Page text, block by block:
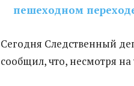
пешеходном
Сегодня Следственный
сообщил, что, несмотря